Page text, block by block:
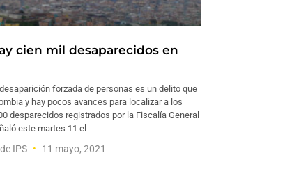
cien mil desaparecidos en
forzada de personas es un delito que
y hay pocos avances para localizar a los
desparecidos registrados por la Fiscalía General
este martes 11 el
IPS 11 mayo, 2021